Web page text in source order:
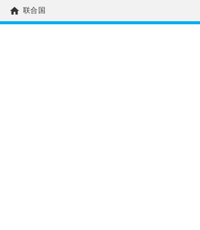
home 联合国